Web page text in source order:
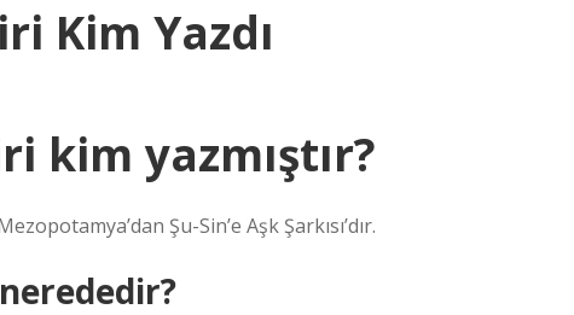
Kim Yazdı
kim yazmıştır?
Şu-Sin’e Aşk Şarkısı’dır.